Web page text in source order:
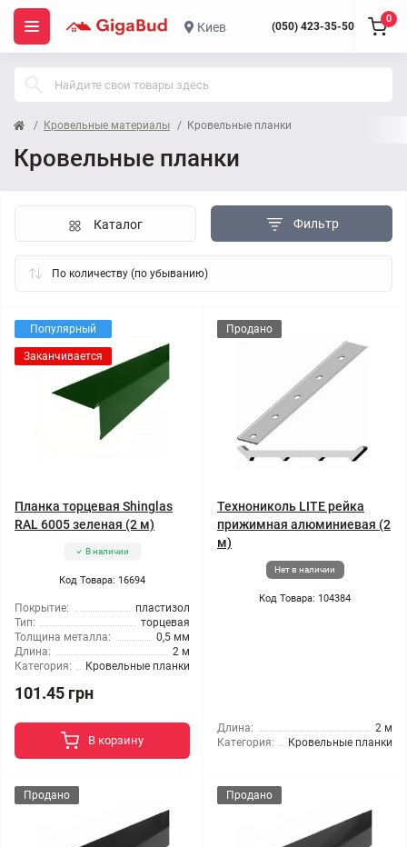
Киев (050) 423-35-50
0
Кровельные материалы Кровельные планки
Кровельные планки
Фильтр
Каталог
Популярный
Заканчивается
Планка торцевая Shinglas
RAL 6005 зеленая (2 м)
В наличии
Код Товара: 16694
Покрытие:
пластизол
Тип:
торцевая
Толщина металла:
0,5 мм
Длина:
2 м
Категория:
Кровельные планки
101.45 грн
В корзину
Продано
Технониколь LITE рейка
прижимная алюминиевая (2
м)
Нет в наличии
Код Товара: 104384
Длина:
2 м
Категория:
Кровельные планки
Продано Продано